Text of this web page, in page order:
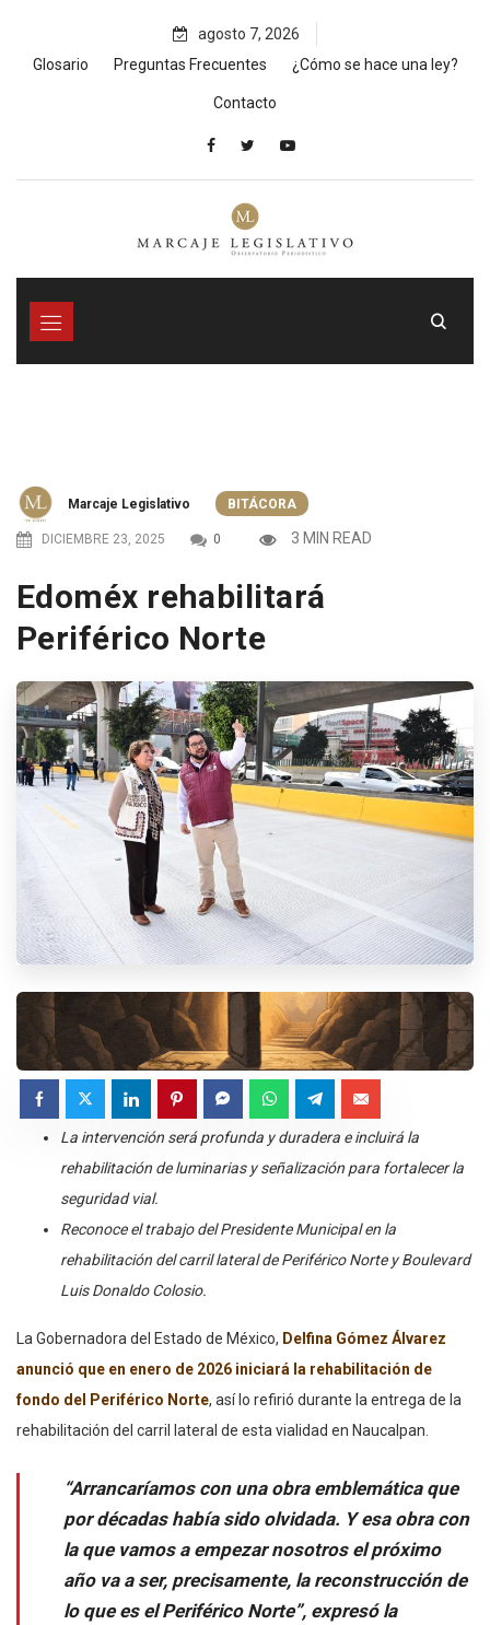
content
agosto 7, 2026
Glosario
Preguntas Frecuentes ¿Cómo se hace una ley?
Contacto
Marcaje Legislativo BITÁCORA
DICIEMBRE 23, 2025 0 3 MIN READ
Edoméx rehabilitará
Periférico Norte
La intervención será profunda y duradera e incluirá la
rehabilitación de luminarias y señalización para fortalecer la
seguridad vial.
⁠Reconoce el trabajo del Presidente Municipal en la
rehabilitación del carril lateral de Periférico Norte y Boulevard
Luis Donaldo Colosio.
La Gobernadora del Estado de México, Delfina Gómez Álvarez
anunció que en enero de 2026 iniciará la rehabilitación de
fondo del Periférico Norte, así lo refirió durante la entrega de la
rehabilitación del carril lateral de esta vialidad en Naucalpan.
“Arrancaríamos con una obra emblemática que
por décadas había sido olvidada. Y esa obra con
la que vamos a empezar nosotros el próximo
año va a ser, precisamente, la reconstrucción de
lo que es el Periférico Norte”, expresó la